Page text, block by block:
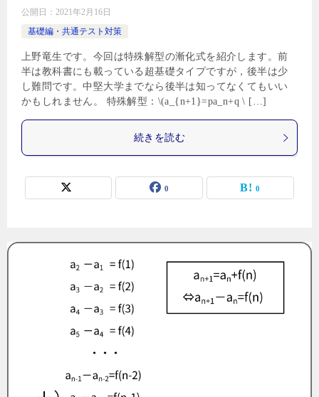
公開日： 2021年2月16日
基礎編・共通テスト対策
上野竜生です。今回は特殊解型の漸化式を紹介します。前
半は教科書にも載っている超基礎タイプですが，後半は少
し難問です。中堅大学までなら後半は知ってなくてもいい
かもしれません。 特殊解型：\(a_{n+1}=pa_n+q \ […]
続きを読む
0 0